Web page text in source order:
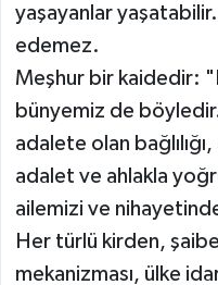
yaşayanlar
edemez.
Meşhur bir kaidedir:
bünyemiz de
adalete olan
adalet ve ahlakla
ailemizi ve
Her türlü kirden,
mekanizması, ülke